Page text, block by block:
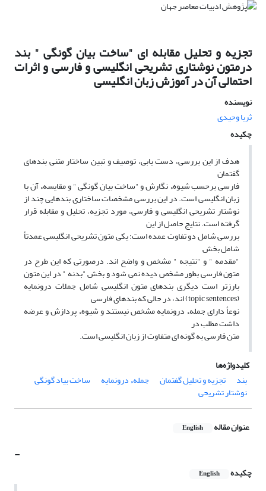
تجزیه و تحلیل مقابله ای "ساخت بیان گونگی " بند
درمتون نوشتاری تشریحی انگلیسی و فارسی و اثرات
احتمالی آن در آموزش زبان انگلیسی
نویسنده
ثریا وحیدى
چکیده
هدف از این بررسی، دست یابی، توصیف و تبین ساختار متنی بندهای
گفتمان
فارسی برحسب شیوهء نگارش و "ساخت بیان گونگی " و مقایسهء آن با
زبان انگلیسی است. در این بررسی مشخصات ساختاری بندهایی چند از
نوشتار تشریحی انگلیسی و فارسی، مورد تجزیه، تحلیل و مقابله قرار
گرفته است. نتایج حاصل از این
بررسی شامل دو تفاوت عمده است: یکی متون تشریحی انگلیسی عمدتأ
شامل بخش
"مقدمه " و "نتیجه " مشخص و واضح اند. درصورتی که این طرح در
متون فارسی بطور مشخص دیده نمی شود و بخش "بدنه " در این متون
بارزتر است دیگری بندهای متون انگلیسی شامل جملات درونمایه
(topic sentences) اند، در حالی که بندهای فارسی
نوعأ دارای جملهء درونمایه مشخص نیستند و شیوهء پردازش و عرضه
داشت مطلب در
متن فارسی به گونه ای متفاوت از زبان انگلیسی است.
کلیدواژه‌ها
بند
تجزیه و تحلیل گفتمان جملهء درونمایه ساخت بیاد گونگی
نوشتار تشریحی
عنوان مقاله English
-
چکیده English